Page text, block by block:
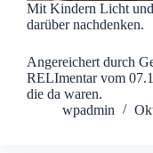
Mit Kindern Licht
darüber nachdenken.
Angereichert durch
RELImentar vom
die da waren.
wpadmin